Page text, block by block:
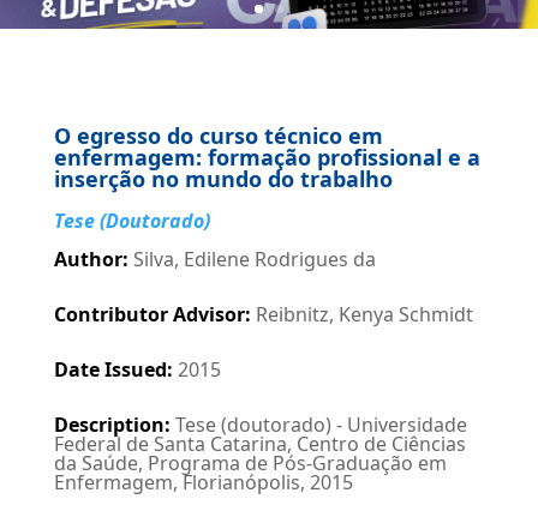
O egresso do curso técnico em
enfermagem: formação profissional e a
inserção no mundo do trabalho
Tese (Doutorado)
Author: Silva, Edilene Rodrigues da
Contributor Advisor: Reibnitz, Kenya Schmidt
Date Issued: 2015
Description: Tese (doutorado) - Universidade
Federal de Santa Catarina, Centro de Ciências
da Saúde, Programa de Pós-Graduação em
Enfermagem, Florianópolis, 2015